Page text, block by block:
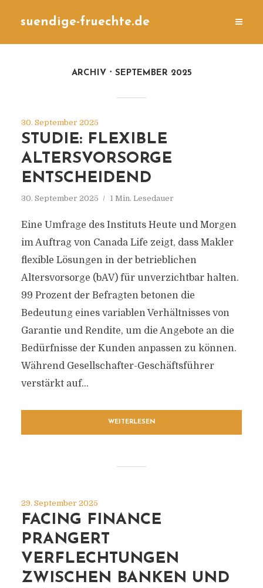
suendige-fruechte.de
ARCHIV SEPTEMBER 2025
30. September 2025
STUDIE: FLEXIBLE
ALTERSVORSORGE
ENTSCHEIDEND
30. September 2025 1 Min. Lesedauer
Eine Umfrage des Instituts Heute und Morgen
im Auftrag von Canada Life zeigt, dass Makler
flexible Lösungen in der betrieblichen
Altersvorsorge (bAV) für unverzichtbar halten.
99 Prozent der Befragten betonen die
Bedeutung eines variablen Verhältnisses von
Garantie und Rendite, um die Angebote an die
Bedürfnisse der Kunden anpassen zu können.
Während Gesellschafter-Geschäftsführer
verstärkt auf...
WEITERLESEN
29. September 2025
FACING FINANCE
PRANGERT
VERFLECHTUNGEN
ZWISCHEN BANKEN UND